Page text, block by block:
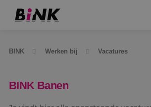
BINK Werken bij Vacatures
BINK Banen